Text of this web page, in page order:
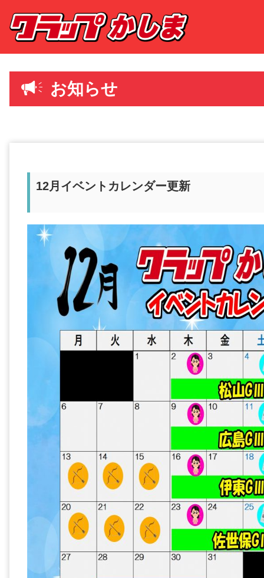
お知らせ
12月イベントカレンダー更新